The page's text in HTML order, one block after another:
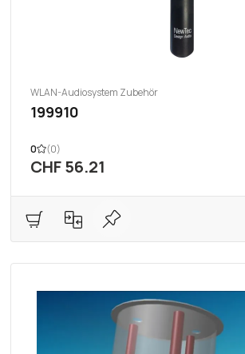
WLAN-Audiosystem Zubehör
199910
0 (0)
CHF 56.21